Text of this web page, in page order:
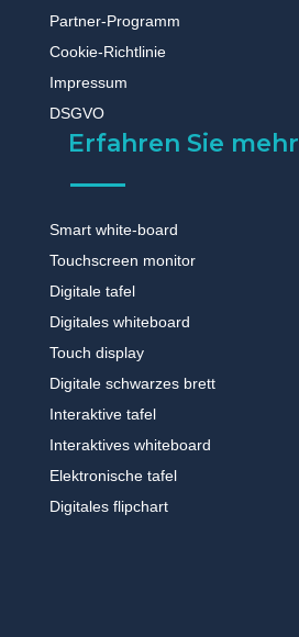
Partner-Programm
Cookie-Richtlinie
Impressum
DSGVO
Erfahren Sie mehr
Smart white-board
Touchscreen monitor
Digitale tafel
Digitales whiteboard
Touch display
Digitale schwarzes brett
Interaktive tafel
Interaktives whiteboard
Elektronische tafel
Digitales flipchart